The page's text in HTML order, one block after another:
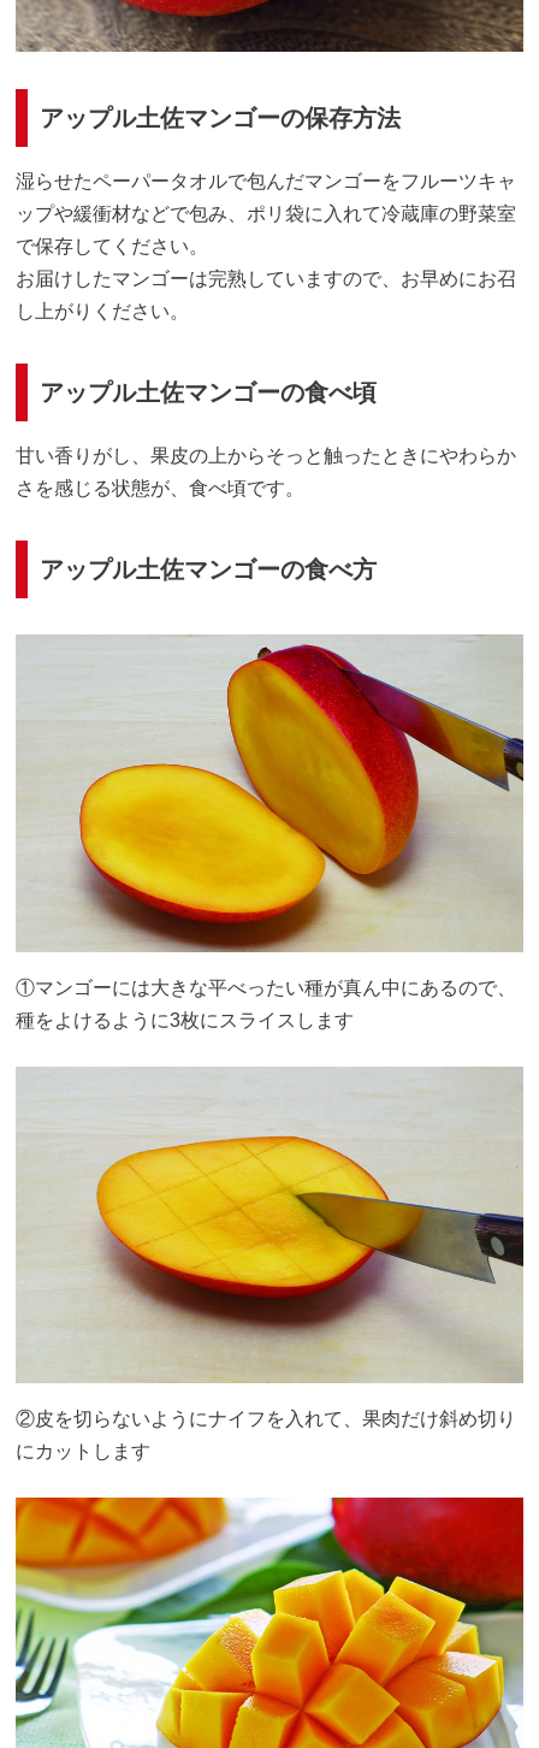
アップル土佐マンゴーの保存方法
湿らせたペーパータオルで包んだマンゴーをフルーツキャ
ップや緩衝材などで包み、ポリ袋に入れて冷蔵庫の野菜室
で保存してください。
お届けしたマンゴーは完熟していますので、お早めにお召
し上がりください。
アップル土佐マンゴーの食べ頃
甘い香りがし、果皮の上からそっと触ったときにやわらか
さを感じる状態が、食べ頃です。
アップル土佐マンゴーの食べ方
①マンゴーには大きな平べったい種が真ん中にあるので、
種をよけるように3枚にスライスします
②皮を切らないようにナイフを入れて、果肉だけ斜め切り
にカットします